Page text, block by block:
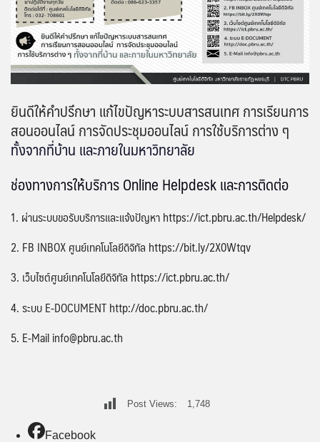
ยินดีให้คำปรึกษา แก้ไขปัญหาระบบสารสนเทศ การเรียนการ
สอนออนไลน์ การจัดประชุมออนไลน์ การใช้บริการต่าง ๆ
ทั้งจากที่บ้าน และภายในมหาวิทยาลัย
ช่องทางการให้บริการ Online Helpdesk และการติดต่อ
1. ผ่านระบบขอรับบริการและแจ้งปัญหาhttps://ict.pbru.ac.th/Helpdesk/
2. FB INBOX ศูนย์เทคโนโลยีดิจิทัล https://bit.ly/2X0Wtqv
3. เว็บไซต์ศูนย์เทคโนโลยีดิจิทัล https://ict.pbru.ac.th/
4. ระบบ E-DOCUMENThttp://doc.pbru.ac.th/
5. E-Mail info@pbru.ac.th
Post Views: 1,748
Facebook